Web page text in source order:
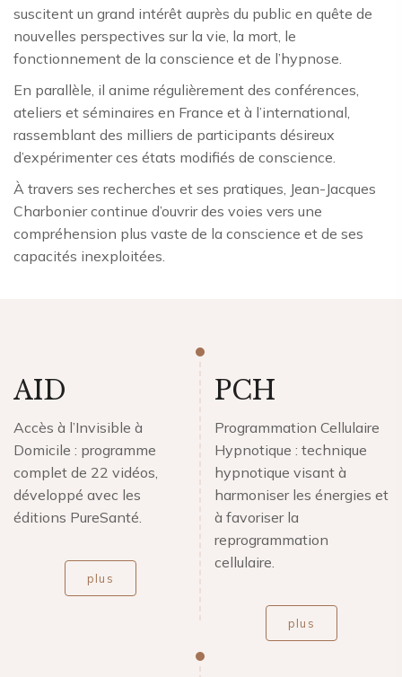
suscitent un grand intérêt auprès du public en quête de
nouvelles perspectives sur la vie, la mort, le
fonctionnement de la conscience et de l’hypnose.
En parallèle, il anime régulièrement des conférences,
ateliers et séminaires en France et à l’international,
rassemblant des milliers de participants désireux
d’expérimenter ces états modifiés de conscience.
À travers ses recherches et ses pratiques, Jean-Jacques
Charbonier continue d’ouvrir des voies vers une
compréhension plus vaste de la conscience et de ses
capacités inexploitées.
AID
Accès à l’Invisible à
Domicile : programme
complet de 22 vidéos,
développé avec les
éditions PureSanté.
plus
PCH
Programmation Cellulaire
Hypnotique : technique
hypnotique visant à
harmoniser les énergies et
à favoriser la
reprogrammation
cellulaire.
plus